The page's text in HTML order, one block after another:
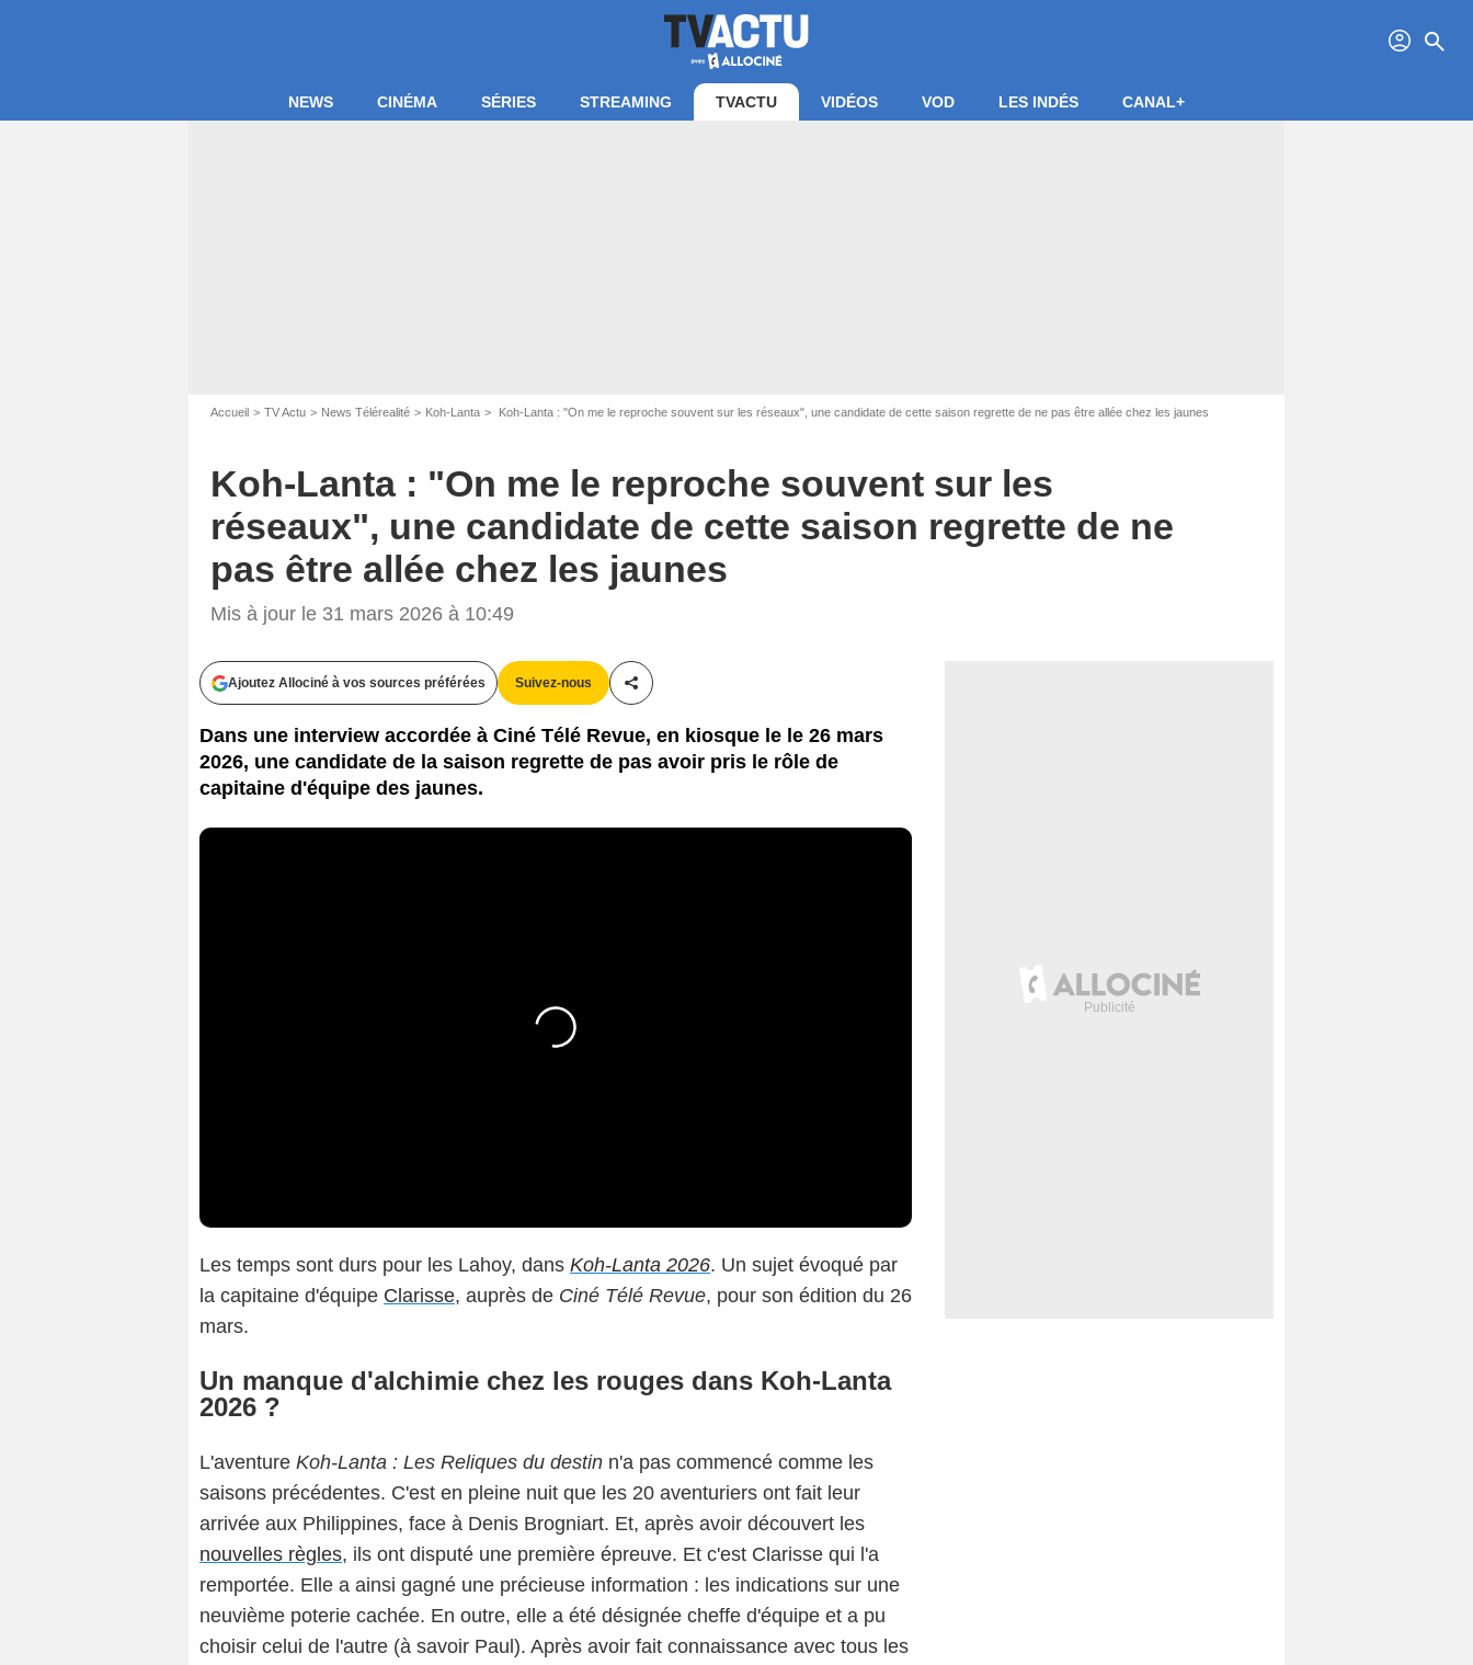
profil search
NEWS CINÉMA SÉRIES STREAMING TVACTU VIDÉOS VOD LES INDÉS CANAL+
Accueil TV Actu News Télérealité Koh-Lanta Koh-Lanta : "On me le reproche souvent sur les réseaux", une candidate de cette saison regrette de ne pas être allée chez les jaunes
Koh-Lanta : "On me le reproche souvent sur les
réseaux", une candidate de cette saison regrette de ne
pas être allée chez les jaunes
Mis à jour le 31 mars 2026 à 10:49
Ajoutez Allociné à vos sources préférées Suivez-nous
Partager cet article
Dans une interview accordée à Ciné Télé Revue, en kiosque le le 26 mars
2026, une candidate de la saison regrette de pas avoir pris le rôle de
capitaine d'équipe des jaunes.
Les temps sont durs pour les Lahoy, dans Koh-Lanta 2026. Un sujet évoqué par
la capitaine d'équipe Clarisse, auprès de Ciné Télé Revue, pour son édition du 26
mars.
Un manque d'alchimie chez les rouges dans Koh-Lanta
2026 ?
L'aventure Koh-Lanta : Les Reliques du destin n'a pas commencé comme les
saisons précédentes. C'est en pleine nuit que les 20 aventuriers ont fait leur
arrivée aux Philippines, face à Denis Brogniart. Et, après avoir découvert les
nouvelles règles, ils ont disputé une première épreuve. Et c'est Clarisse qui l'a
remportée. Elle a ainsi gagné une précieuse information : les indications sur une
neuvième poterie cachée. En outre, elle a été désignée cheffe d'équipe et a pu
choisir celui de l'autre (à savoir Paul). Après avoir fait connaissance avec tous les